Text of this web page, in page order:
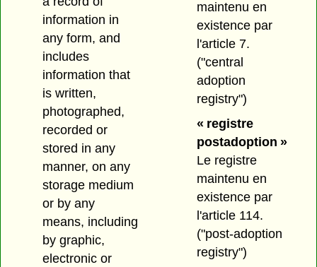
information in
any form, and
includes
information that
is written,
photographed,
recorded or
stored in any
manner, on any
storage medium
or by any
means, including
by graphic,
electronic or
maintenu en
existence par
l'article 7.
("central
adoption
registry")
« registre
postadoption »
Le registre
maintenu en
existence par
l'article 114.
("post-adoption
registry")